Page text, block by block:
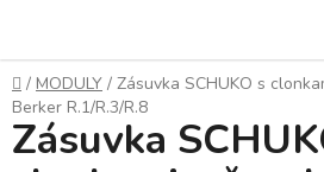
obsah
Domů
/ MODULY / Zásuvka SCHUKO s
Berker R.1/R.3/R.8
Zásuvka